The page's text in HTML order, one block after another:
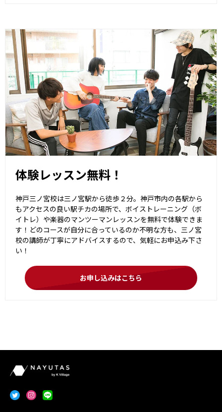
体験レッスン無料！
神戸三ノ宮校は三ノ宮駅から徒歩２分。神戸市内の各駅から
もアクセスの良い駅チカの場所で、ボイストレーニング（ボ
イトレ）や楽器のマンツーマンレッスンを無料で体験できま
す！どのコースが自分に合っているのか不明な方も、三ノ宮
校の講師が丁寧にアドバイスするので、気軽にお申込み下さ
い！
お申し込みはこちら